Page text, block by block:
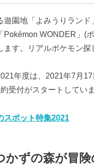
遊園地「よみうりラン
Pokémon WONDER」(
ます。リアルポケモン
年度は、2021年7月
受付がスタートしていま
スポット特集2021
かずの森が冒険